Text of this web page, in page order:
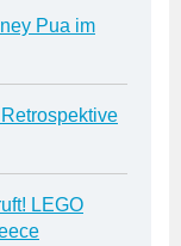
Pua im
LEGO